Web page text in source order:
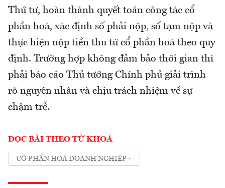
Thứ tư, hoàn thành quyết toán công tác cổ
phần hoá, xác định số phải nộp, số tạm nộp và
thực hiện nộp tiền thu từ cổ phần hoá theo quy
định. Trường hợp không đảm bảo thời gian thì
phải báo cáo Thủ tướng Chính phủ giải trình
rõ nguyên nhân và chịu trách nhiệm về sự
chậm trễ.
ĐỌC BÀI THEO TỪ KHOÁ
CỔ PHẦN HOÁ DOANH NGHIỆP